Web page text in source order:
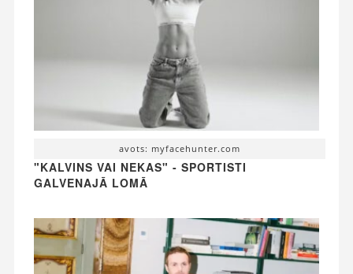
avots: myfacehunter.com
"KALVINS VAI NEKAS" - SPORTISTI
GALVENAJĀ LOMĀ